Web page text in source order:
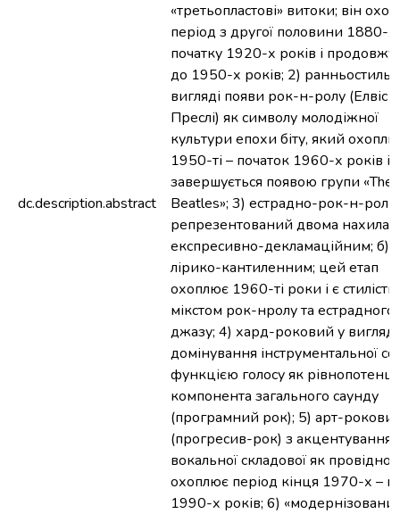
dc.description.abstract
«третьопластові» витоки; він
період з другої половини 1880-
початку 1920-х років і
до 1950-х років; 2)
вигляді появи рок-н-ролу (Елвіс
Преслі) як символу молодіжної
культури епохи біту, який
1950-ті – початок 1960-х років і
завершується появою групи «The
Beatles»; 3) естрадно-рок-н-
репрезентований двома
експресивно-декламаційним; б)
лірико-кантиленним; цей етап
охоплює 1960-ті роки і є
мікстом рок-нролу та естрадного
джазу; 4) хард-роковий у вигляді
домінування інструментальної
функцією голосу як
компонента загального саунду
(програмний рок); 5) арт-
(прогресив-рок) з
вокальної складової як
охоплює період кінця 1970-х –
1990-х років; 6)